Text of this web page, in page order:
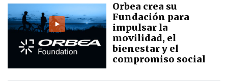
Orbea crea su
Fundación para
impulsar la
movilidad, el
bienestar y el
compromiso social